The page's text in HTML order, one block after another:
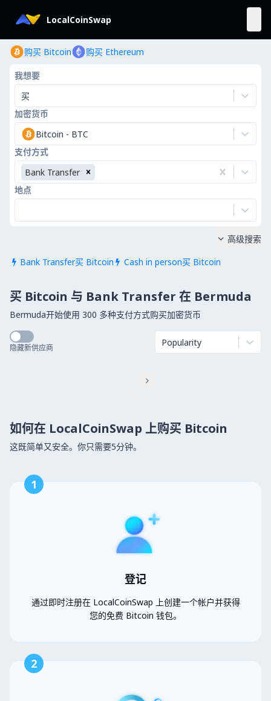
LocalCoinSwap
购买 Bitcoin 购买 Ethereum
我想要
买
加密货币
Bitcoin - BTC
支付方式
Bank Transfer
地点
 Bank Transfer买 Bitcoin  Cash in person买 Bitcoin
 高级搜索
买 Bitcoin 与 Bank Transfer 在 Bermuda
Bermuda开始使用 300 多种支付方式购买加密货币
隐藏新供应商 Popularity

如何在 LocalCoinSwap 上购买 Bitcoin
这既简单又安全。你只需要5分钟。
1
登记
通过即时注册在 LocalCoinSwap 上创建一个帐户并获得
您的免费 Bitcoin 钱包。
2